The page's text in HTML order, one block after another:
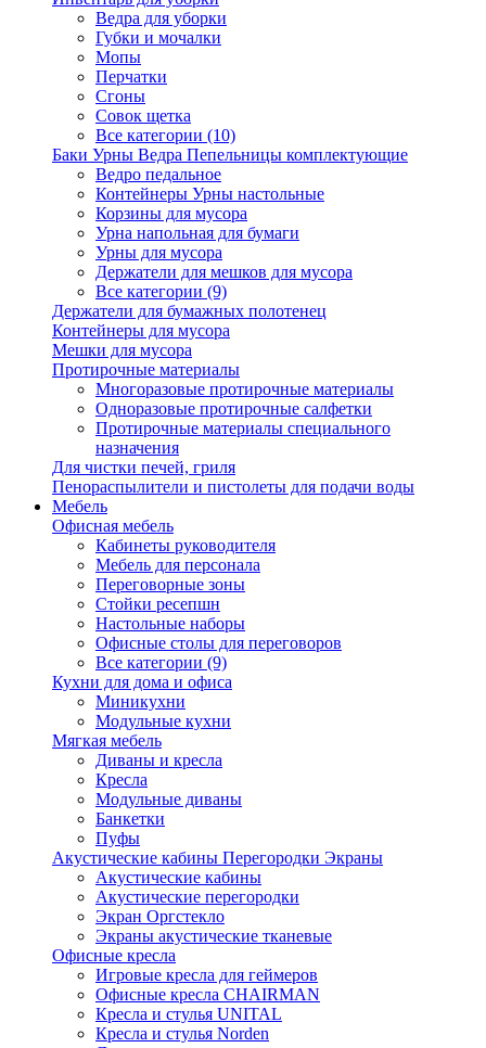
Ведра для уборки
Губки и мочалки
Мопы
Перчатки
Сгоны
Совок щетка
Все категории (10)
Баки Урны Ведра Пепельницы комплектующие
Ведро педальное
Контейнеры Урны настольные
Корзины для мусора
Урна напольная для бумаги
Урны для мусора
Держатели для мешков для мусора
Все категории (9)
Держатели для бумажных полотенец
Контейнеры для мусора
Мешки для мусора
Протирочные материалы
Многоразовые протирочные материалы
Одноразовые протирочные салфетки
Протирочные материалы специального
назначения
Для чистки печей, гриля
Пенораспылители и пистолеты для подачи воды
Мебель
Офисная мебель
Кабинеты руководителя
Мебель для персонала
Переговорные зоны
Стойки ресепшн
Настольные наборы
Офисные столы для переговоров
Все категории (9)
Кухни для дома и офиса
Миникухни
Модульные кухни
Мягкая мебель
Диваны и кресла
Кресла
Модульные диваны
Банкетки
Пуфы
Акустические кабины Перегородки Экраны
Акустические кабины
Акустические перегородки
Экран Оргстекло
Экраны акустические тканевые
Офисные кресла
Игровые кресла для геймеров
Офисные кресла CHAIRMAN
Кресла и стулья UNITAL
Кресла и стулья Norden